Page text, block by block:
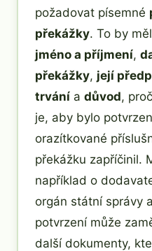
požadovat písemné
překážky. To by
jméno a příjmení,
překážky, její
trvání a důvod,
je, aby bylo
orazítkované
překážku zapříčinil.
například o
orgán státní správy
potvrzení může
další dokumenty,